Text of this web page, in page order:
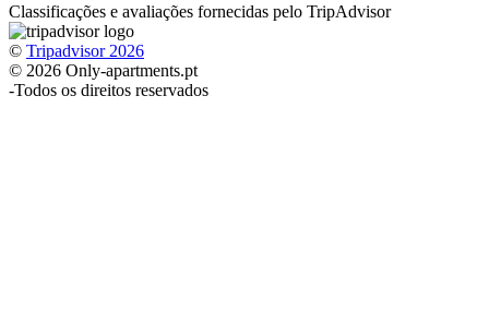
Classificações e avaliações fornecidas pelo TripAdvisor
© Tripadvisor 2026
© 2026 Only-apartments.pt
-Todos os direitos reservados